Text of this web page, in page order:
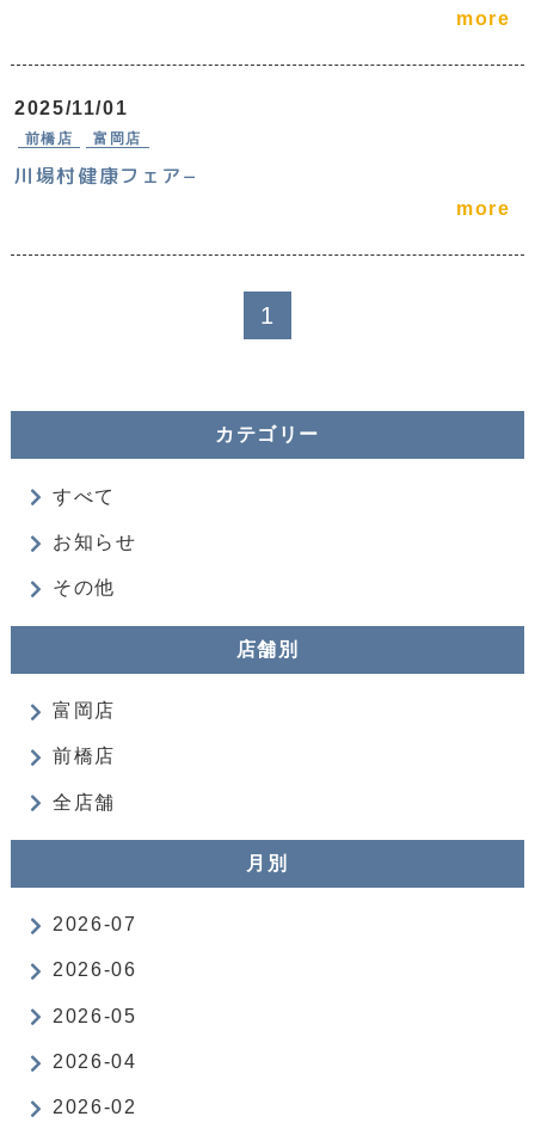
more
2025/11/01
前橋店 富岡店
川場村健康フェア−
more
1
カテゴリー
すべて
お知らせ
その他
店舗別
富岡店
前橋店
全店舗
月別
2026-07
2026-06
2026-05
2026-04
2026-02